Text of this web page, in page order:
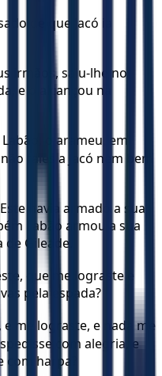
de que Jacó ia
irmãos, saiu-lhe no
e o alcançou na
o arameu, em
fales a Jacó nem bem
havia armado a sua
Labão armou a sua
Gileade.
que me lograste e
pela espada?
me lograste, e nada me
com alegria, e
harpa?